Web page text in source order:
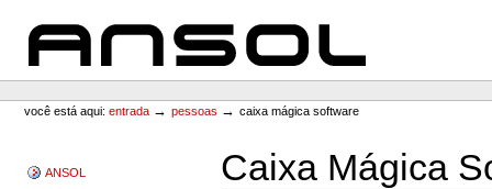
conteúdo.
navegação
ANSOL
Pessoais
você está aqui: entrada →pessoas →caixa mágica software
ANSOL Caixa Mágica